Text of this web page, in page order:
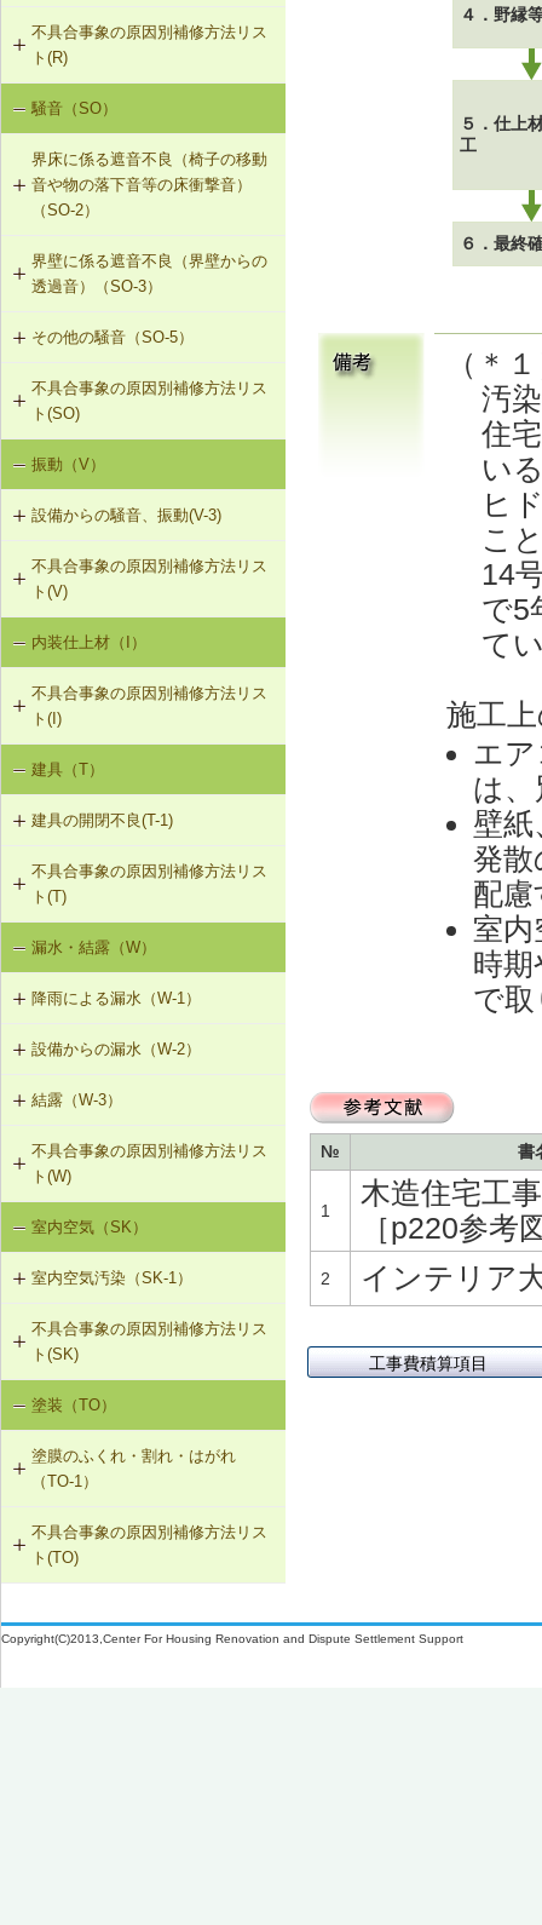
R-1-101 むな木の交換
R-1-102 母屋の増設
R-1-103 小屋束の増設
R-1-104 たる木の交換
R-1-106 たる木、下地板のレベルの
置
き）
R-1-601 屋根下地材・ふき材の交換
不具合事象の原因別補修方法リス
ト(R)
勾配屋根の変形（はがれ、ずれ、浮
き）（R-1）
騒音（SO）
界床に係る遮音不良（椅子の移動
音や物の落下音等の床衝撃音）
（SO-2）
SO-2-501 軽量床衝撃音に対する遮
音性能のあるフローリング材（床下
地材等を含む）への交換
界壁に係る遮音不良（界壁からの
透過音）（SO-3）
SO-3-501 界壁へのせっこうボード
の増し張り
その他の騒音（SO-5）
SO-5-501 外壁内透湿防水シートの
留め付け補修
不具合事象の原因別補修方法リス
ト(SO)
界床に係る遮音不良（床歩行音等の
床衝撃音）（SO-1）
界床に係る遮音不良（椅子の移動音
や物の落下音等の床衝撃音）（SO-
2）
界壁に係る遮音不良（界壁からの透
過音）（SO-3）
外壁開口部に係る遮音不良（外部開
口部からの透過音）（SO-4）
振動（V）
設備からの騒音、振動(V-3)
V-3-001 換気扇・ダクト等の交換工
事
V-3-002 水栓の取付け直し
V-3-003 器具用通気弁の取付け
V-3-004 遮音性能のある換気フード
への交換
V-3-005 駐輪機からの音・振動の伝
不具合事象の原因別補修方法リス
ト(V)
床振動（V-1）
水平振動（V-2）
設備からの騒音、振動（V-3）
内装仕上材（I）
不具合事象の原因別補修方法リス
ト(I)
内装仕上材の汚損（I-1）
内装仕上材のひび割れ、はがれ等
（I-2）
建具（T）
建具の開閉不良(T-1)
T-1-001 丁番の取付け調整
T-1-002 丁番の取替え
T-1-003 ラッチボルト受金物の調整
T-1-004 錠の取替え
T-1-007 敷居のレベル調整
T-1-008 建具上桟削り調整
T-1-009 建具枠の取替え
不具合事象の原因別補修方法リス
ト(T)
建具の開閉不良（T-1）
漏水・結露（W）
降雨による漏水（W-1）
W-1-501 けらば水切の再施工
W-1-502 軒先水切・軒どいの再施工
W-1-503 棟部下地及びシーリング材
の再施工
W-1-504 下ぶき材（二重張り）と谷
板の再施工
ング再施工
防水紙の再施工／遮音性能のある外
W-1-507 換気フード等のシーリング
W-1-508 排気ダクトの取付け直し
W-1-509 下ぶき材、雨押え包み板の
再施工
設備からの漏水（W-2）
W-2-001 混合水栓の接続部品の交換
W-2-002 給湯配管の取替え、再固定
W-2-003 給水・給湯配管接続部のガ
スケット交換
W-2-004 継手の交換
W-2-005 大便器と排水配管接続部の
取付け直し
W-2-006 給水配管ルートの変更
W-2-007 洗濯機防水パン・トラップ
の取付け直し
結露（W-3）
W-3-001 防露型の便器・ロータンク
に交換
W-3-002 結露受、結露排水口の追加
W-3-003 熱交換型換気扇の設置
W-3-004 湿度連動型換気扇の設置
露被覆
W-3-102 天井断熱材の不連続部分の
W-3-103 床断熱材のたれ下がり防止
不具合事象の原因別補修方法リス
ト(W)
降雨による漏水（W-1）
設備からの漏水（W-2）
結露（W-3）
室内空気（SK）
室内空気汚染（SK-1）
SK-1-001 給排気口の位置の変更
SK-1-002 ダクトの増設
SK-1-004 通気措置を講じた建具へ
の交換
SK-1-005 通気止め・気密層の設置
SK-1-003 換気ファンの交換
不具合事象の原因別補修方法リス
ト(SK)
室内空気の汚染（SK-1）
塗装（TO）
塗膜のふくれ・割れ・はがれ
（TO-1）
TO-1-001 外壁の塗料の塗替え(コン
クリート系下地)
下地)
不具合事象の原因別補修方法リス
ト(TO)
1）
４．野縁
５．仕上
工
６．最終
（＊
汚
住
い
ヒ
こ
14
で5
て
施工
エ
は
壁
発
配
室
時
で
№ 書
1
木造住宅工
［p220参考
2 インテリア
工事費積算項目
Copyright(C)2013,Center For Housing Renovation and Dispute Settlement Support